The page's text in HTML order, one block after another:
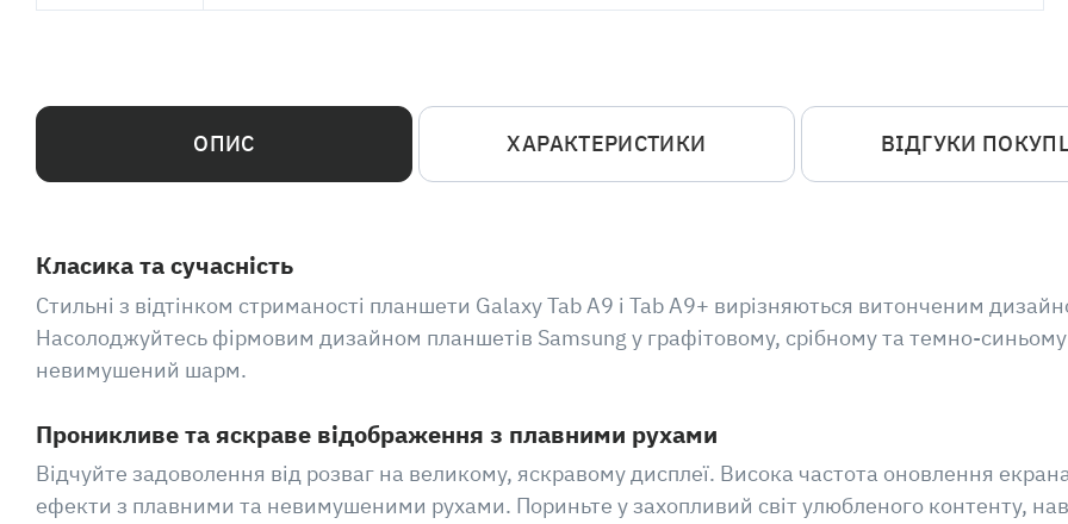
ОПИС
Класика та сучасність
Стильні з відтінком стриманості планшети Galaxy Tab A9 і Tab A9+ вирізняються витонченим
Насолоджуйтесь фірмовим дизайном планшетів Samsung у графітовому, срібному та темно-
невимушений шарм.
Проникливе та яскраве відображення з плавними рухами
Відчуйте задоволення від розваг на великому, яскравому дисплеї. Висока частота оновлення
ефекти з плавними та невимушеними рухами. Пориньте у захопливий світ улюбленого контенту,
ХАРАКТЕРИСТИКИ ВІДГУКИ